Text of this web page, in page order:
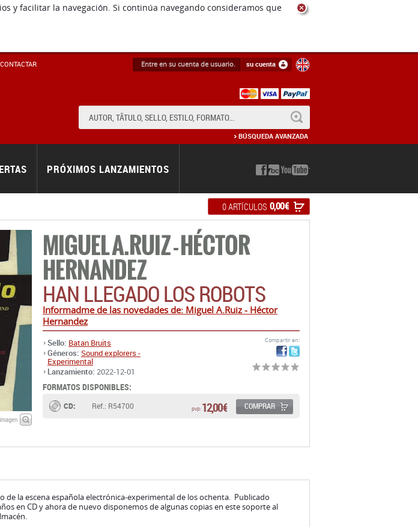
y facilitar la navegación. Si continúa navegando consideramos que
Entre en su cuenta de usuario. su cuenta
BÚSQUEDA AVANZADA
0 ARTÍCULOS 0,00 €
PRÓXIMOS LANZAMIENTOS
CONTACTAR
MIGUEL A.RUIZ - HÉCTOR
HERNANDEZ
HAN LLEGADO LOS ROBOTS
Informadme de las novedades de: Miguel A.Ruiz - Héctor
Hernandez
Sello: Batan Bruits
Géneros: Sound explorers -
Experimental
Lanzamiento: 2022-12-01
Compartir en:
FORMATOS DISPONIBLES:
CD: Ref.: R54700 pvp:12,00 € COMPRAR
de la escena española electrónica-experimental de los ochenta. Publicado
en CD y ahora de nuevo disponemos de algunas copias en este soporte al